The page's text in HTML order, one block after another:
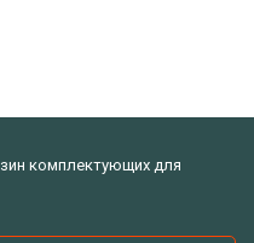
комплектующих для